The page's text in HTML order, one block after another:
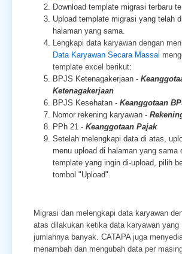
Download template migrasi terbaru
Upload template migrasi yang telah
halaman yang sama.
Lengkapi data karyawan dengan
Data Karyawan Secara Massal
template excel berikut:
BPJS Ketenagakerjaan -
Ketenagakerjaan
BPJS Kesehatan - Keanggotaan
Nomor rekening karyawan -
PPh 21 - Keanggotaan Pajak
Setelah melengkapi data di atas,
menu upload di halaman yang sama
template yang ingin di-upload, pilih
tombol "Upload".
Migrasi dan melengkapi data karyawan
atas dilakukan ketika data karyawan yang
jumlahnya banyak. CATAPAjuga
menambah dan mengubah data per